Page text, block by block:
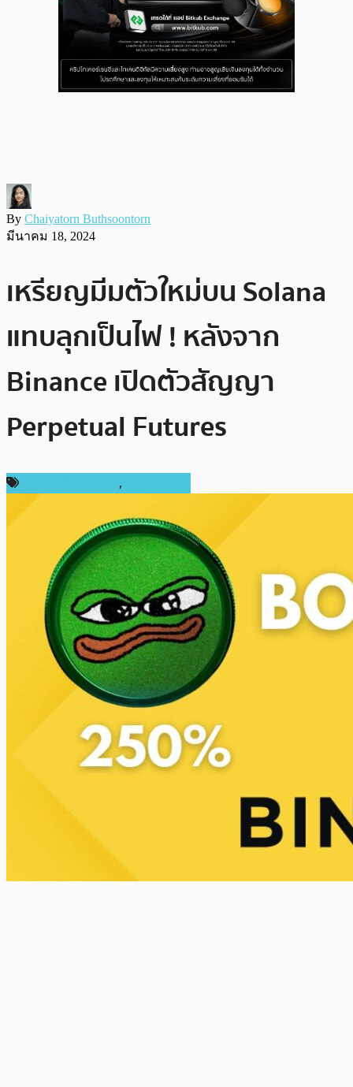
By Chaiyatorn Buthsoontorn
มีนาคม 18, 2024
เหรียญมีมตัวใหม่บน Solana
แทบลุกเป็นไฟ ! หลังจาก
Binance เปิดตัวสัญญา
Perpetual Futures
,